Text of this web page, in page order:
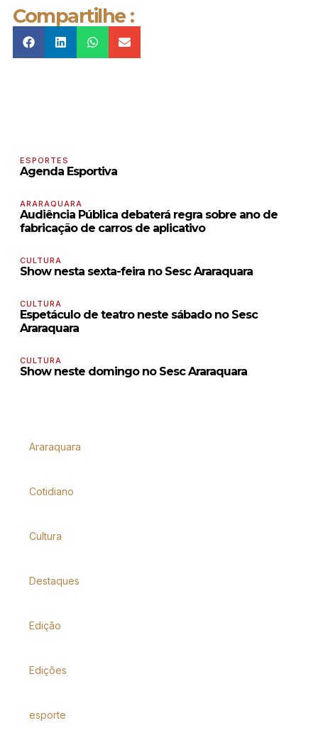
Compartilhe :
ESPORTES
Agenda Esportiva
ARARAQUARA
Audiência Pública debaterá regra sobre ano de
fabricação de carros de aplicativo
CULTURA
Show nesta sexta-feira no Sesc Araraquara
CULTURA
Espetáculo de teatro neste sábado no Sesc
Araraquara
CULTURA
Show neste domingo no Sesc Araraquara
Araraquara
Cotidiano
Cultura
Destaques
Edição
Edições
esporte